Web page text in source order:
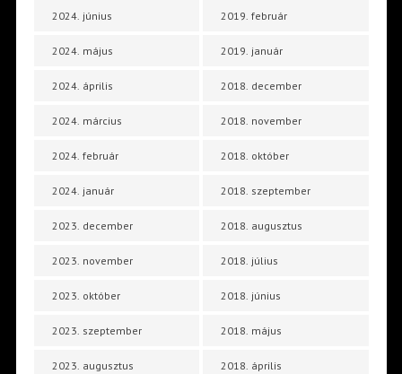
2024. június
2024. május
2024. április
2024. március
2024. február
2024. január
2023. december
2023. november
2023. október
2023. szeptember
2023. augusztus
2019. február
2019. január
2018. december
2018. november
2018. október
2018. szeptember
2018. augusztus
2018. július
2018. június
2018. május
2018. április